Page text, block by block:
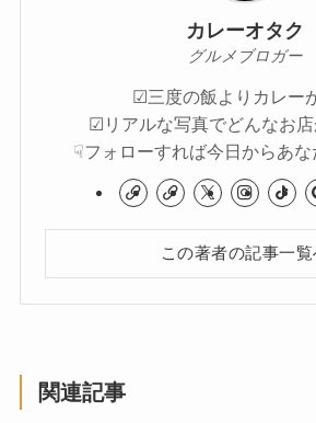
カレーオタク
グルメブロガー
☑︎三度の飯よりカレー
☑︎リアルな写真でどんなお店
☟フォローすれば今日からあな
この著者の記事一覧
関連記事